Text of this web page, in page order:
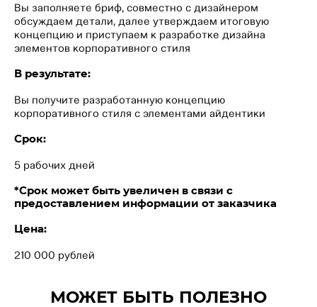
Вы заполняете бриф, совместно с дизайнером
обсуждаем детали, далее утверждаем итоговую
концепцию и приступаем к разработке дизайна
элементов корпоративного стиля
В результате:
Вы получите разработанную концепцию
корпоративного стиля с элементами айдентики
Срок:
5 рабочих дней
*Срок может быть увеличен в связи с
предоставлением информации от заказчика
Цена:
210 000 рублей
МОЖЕТ БЫТЬ ПОЛЕЗНО